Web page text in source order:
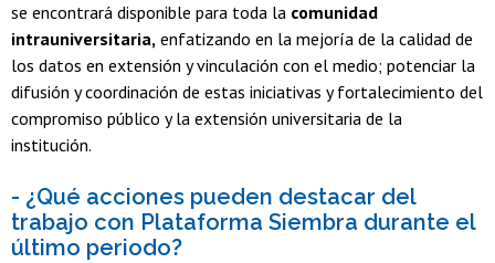
se encontrará disponible para toda la comunidad
intrauniversitaria, enfatizando en la mejoría de la calidad de
los datos en extensión y vinculación con el medio; potenciar la
difusión y coordinación de estas iniciativas y fortalecimiento del
compromiso público y la extensión universitaria de la
institución.
- ¿Qué acciones pueden destacar del
trabajo con Plataforma Siembra durante el
último periodo?